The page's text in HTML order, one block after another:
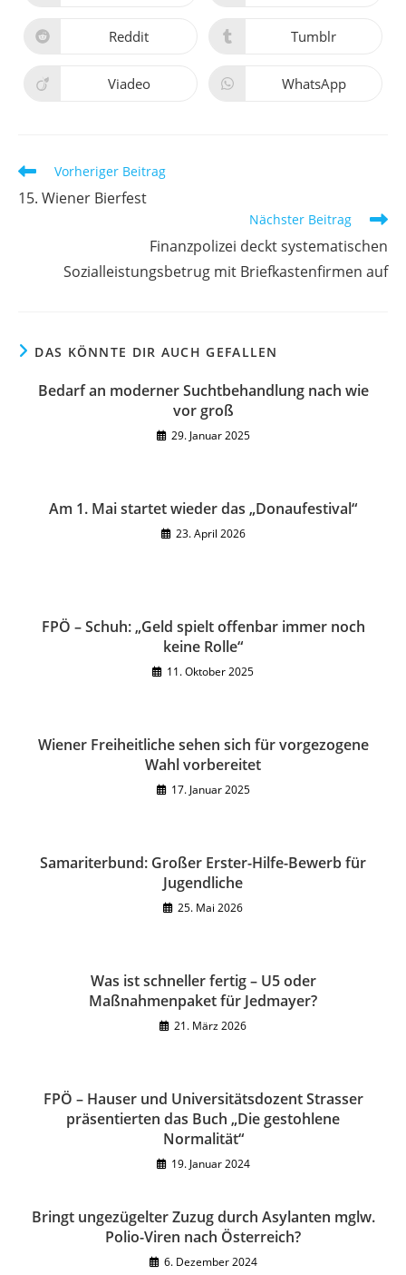
Reddit Tumblr
Viadeo WhatsApp
Vorheriger Beitrag
15. Wiener Bierfest
Nächster Beitrag
Finanzpolizei deckt systematischen
Sozialleistungsbetrug mit Briefkastenfirmen auf
DAS KÖNNTE DIR AUCH GEFALLEN
Bedarf an moderner Suchtbehandlung nach wie
vor groß
29. Januar 2025
Am 1. Mai startet wieder das „Donaufestival“
23. April 2026
FPÖ – Schuh: „Geld spielt offenbar immer noch
keine Rolle“
11. Oktober 2025
Wiener Freiheitliche sehen sich für vorgezogene
Wahl vorbereitet
17. Januar 2025
Samariterbund: Großer Erster-Hilfe-Bewerb für
Jugendliche
25. Mai 2026
Was ist schneller fertig – U5 oder
Maßnahmenpaket für Jedmayer?
21. März 2026
FPÖ – Hauser und Universitätsdozent Strasser
präsentierten das Buch „Die gestohlene
Normalität“
19. Januar 2024
Bringt ungezügelter Zuzug durch Asylanten mglw.
Polio-Viren nach Österreich?
6. Dezember 2024